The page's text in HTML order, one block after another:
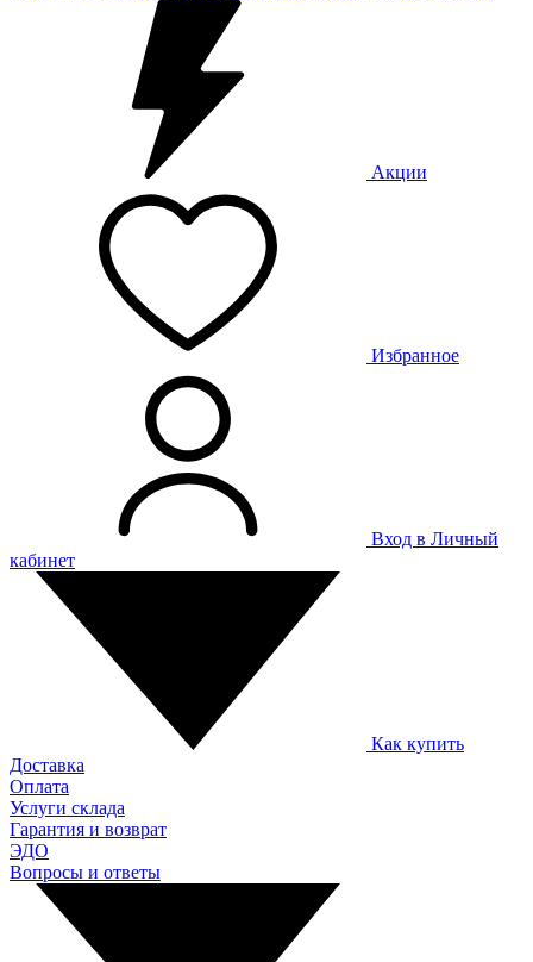
Акции
Избранное
Вход в Личный
кабинет
Как купить
Доставка
Оплата
Услуги склада
Гарантия и возврат
ЭДО
Вопросы и ответы